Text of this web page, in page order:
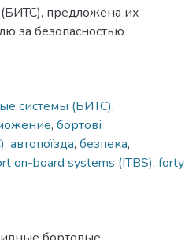
(БИТС), предложена их
за безопасностью
системы (БИТС),
, бортові
, автопоїзда, безпека,
on-board systems (ITBS), forty